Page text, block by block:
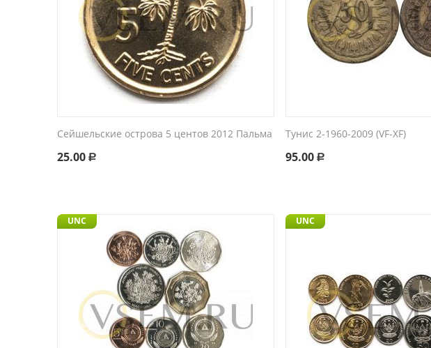
Сейшельские острова 5 центов 2012 Пальма
25.00 Р
Тунис 2-1960-2009 (VF-XF)
95.00 Р
UNC UNC